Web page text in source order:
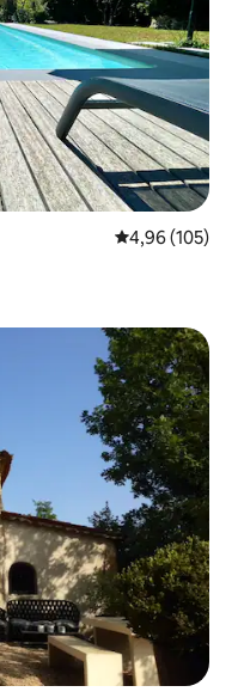
Prosečna
4,96 (105)